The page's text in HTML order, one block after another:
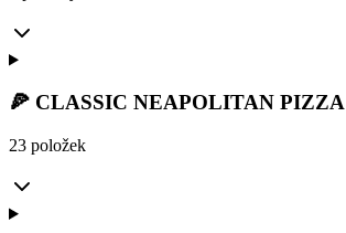
🍕 CLASSIC NEAPOLITAN PIZZA
23 položek